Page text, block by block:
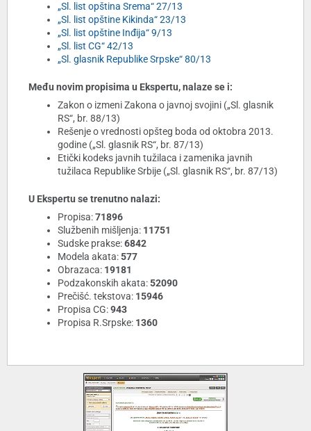
„Sl. list opština Srema“ 27/13
„Sl. list opštine Kikinda“ 23/13
„Sl. list opštine Inđija“ 9/13
„Sl. list CG“ 42/13
„Sl. glasnik Republike Srpske“ 80/13
Među novim propisima u Ekspertu, nalaze se i:
Zakon o izmeni Zakona o javnoj svojini („Sl. glasnik
RS“, br. 88/13)
Rešenje o vrednosti opšteg boda od oktobra 2013.
godine („Sl. glasnik RS“, br. 87/13)
Etički kodeks javnih tužilaca i zamenika javnih
tužilaca Republike Srbije („Sl. glasnik RS“, br. 87/13)
U Ekspertu se trenutno nalazi:
Propisa:71896
Službenih mišljenja: 11751
Sudske prakse:6842
Modela akata:577
Obrazaca: 19181
Podzakonskih akata:52090
Prečišć. tekstova: 15946
Propisa CG:943
Propisa R.Srpske: 1360